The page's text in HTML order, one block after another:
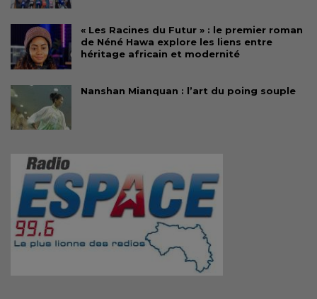
« Les Racines du Futur » : le premier roman
de Néné Hawa explore les liens entre
héritage africain et modernité
Nanshan Mianquan : l’art du poing souple